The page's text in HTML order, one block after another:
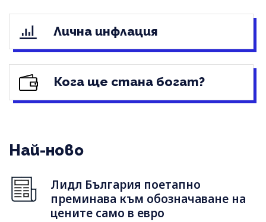
Лична инфлация
Кога ще стана богат?
Най-ново
Лидл България поетапно
преминава към обозначаване на
цените само в евро